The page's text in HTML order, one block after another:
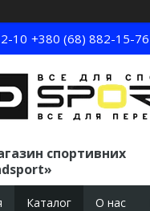
10 +380 (68) 882-15-76
спортивних
Каталог О нас